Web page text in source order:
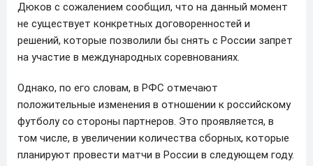
Дюков с сожалением сообщил, что на данный момент
не существует конкретных договоренностей и
решений, которые позволили бы снять с России запрет
на участие в международных соревнованиях.
Однако, по его словам, в РФС отмечают
положительные изменения в отношении к российскому
футболу со стороны партнеров. Это проявляется, в
том числе, в увеличении количества сборных, которые
планируют провести матчи в России в следующем году.